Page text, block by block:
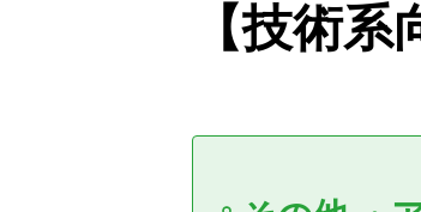
【技術